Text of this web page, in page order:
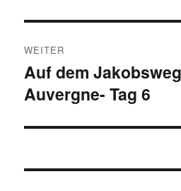
WEITER
Nächster
Beitrag:
Auf dem
Auvergne- Tag 6